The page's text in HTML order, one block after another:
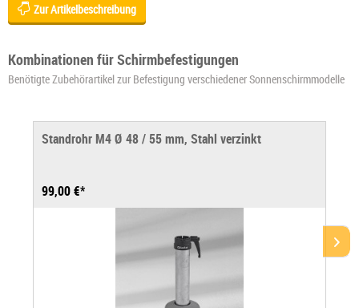
Zur Artikelbeschreibung
Kombinationen für Schirmbefestigungen
Benötigte Zubehörartikel zur Befestigung verschiedener Sonnenschirmmodelle
Standrohr M4 Ø 48 / 55 mm, Stahl verzinkt
99,00 €*